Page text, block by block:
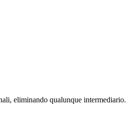
eliminando qualunque intermediario.